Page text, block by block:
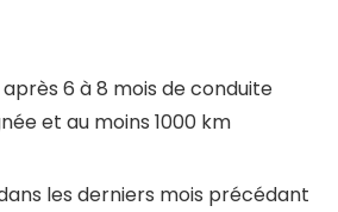
6 à 8 mois de conduite
et au moins 1000 km
les derniers mois précédant